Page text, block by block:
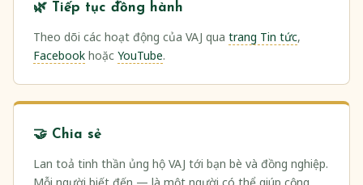
🌿 Tiếp tục đồng hành
Theo dõi các hoạt động của VAJ qua trang Tin tức,
Facebook hoặc YouTube.
🤝 Chia sẻ
Lan toả tinh thần ủng hộ VAJ tới bạn bè và đồng nghiệp.